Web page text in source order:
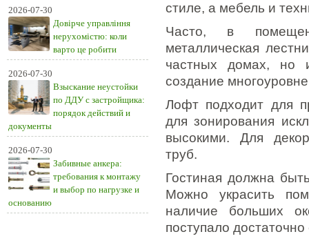
2026-07-30
Довірче управління
нерухомістю: коли
варто це робити
2026-07-30
Взыскание неустойки
по ДДУ с застройщика:
порядок действий и
документы
2026-07-30
Забивные анкера:
требования к монтажу
и выбор по нагрузке и
основанию
стиле, а мебель и
Часто, в
металлическая
частных домах, но
создание
Лофт подходит для
для зонирования
высокими. Для
труб.
Гостиная должна
Можно украсить
наличие больших
поступало